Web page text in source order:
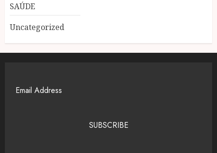
SAÚDE
Uncategorized
SUBSCRIBE